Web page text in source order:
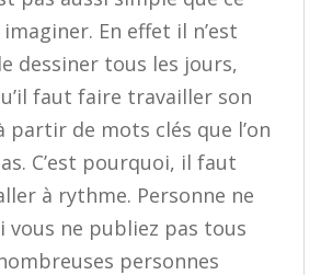
En effet il n’est
dessiner tous les jours,
faut faire travailler son
partir de mots clés que l’on
C’est pourquoi, il faut
à rythme. Personne ne
vous ne publiez pas tous
personnes